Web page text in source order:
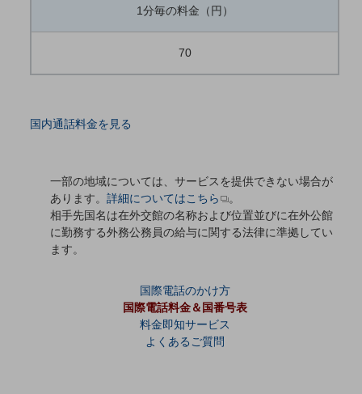
5G対応ホームルーター
IOT完了済みメーカーブランド製品
ドコモBiz データ無制限 ドコモ MAX ドコモ mini ドコモBiz かけ放題
ケータイプラン
5Gデータプラス
1分毎の料金（円）
70
国内通話料金を見る
一部の地域については、サービスを提供できない場合が
あります。詳細についてはこちら
。
相手先国名は在外交館の名称および位置並びに在外公館
に勤務する外務公務員の給与に関する法律に準拠してい
ます。
国際電話のかけ方
国際電話料金＆国番号表
料金即知サービス
よくあるご質問